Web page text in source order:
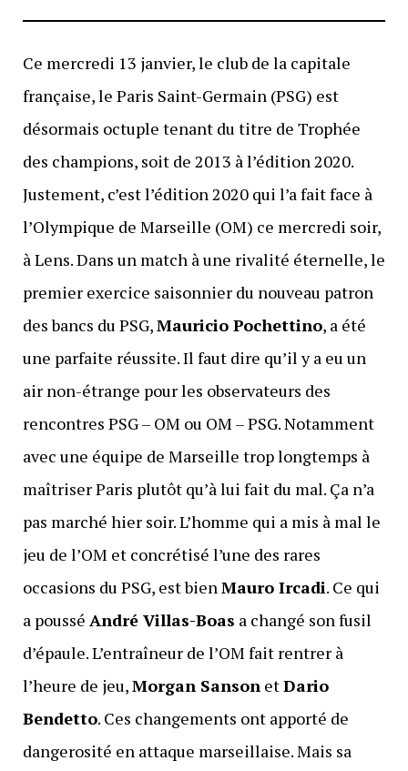
Ce mercredi 13 janvier, le club de la capitale
française, le Paris Saint-Germain (PSG) est
désormais octuple tenant du titre de Trophée
des champions, soit de 2013 à l’édition 2020.
Justement, c’est l’édition 2020 qui l’a fait face à
l’Olympique de Marseille (OM) ce mercredi soir,
à Lens. Dans un match à une rivalité éternelle, le
premier exercice saisonnier du nouveau patron
des bancs du PSG,Mauricio Pochettino, a été
une parfaite réussite. Il faut dire qu’il y a eu un
air non-étrange pour les observateurs des
rencontres PSG – OM ou OM – PSG. Notamment
avec une équipe de Marseille trop longtemps à
maîtriser Paris plutôt qu’à lui fait du mal. Ça n’a
pas marché hier soir. L’homme qui a mis à mal le
jeu de l’OM et concrétisé l’une des rares
occasions du PSG, est bienMauro Ircadi. Ce qui
a poussé André Villas-Boas a changé son fusil
d’épaule. L’entraîneur de l’OM fait rentrer à
l’heure de jeu,Morgan SansonetDario
Bendetto. Ces changements ont apporté de
dangerosité en attaque marseillaise. Mais sa